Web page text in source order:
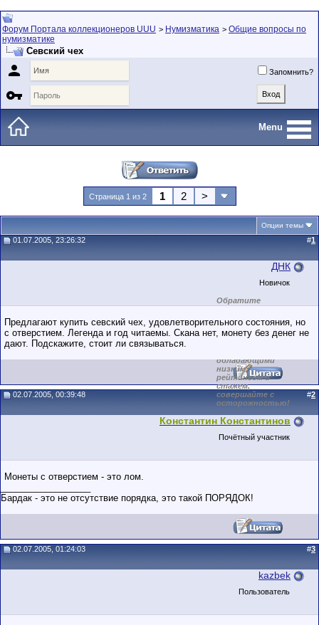
Форум Портала коллекционеров UUU > Нумизматика > Общие вопросы по
нумизматике
Севский чех
 Запомнить?

Menu
Страница 1 из 2 1 2 >
Опции темы
01.07.2005, 23:26:32 #1
ДНК
Новичок
Обратите
внимание на
пользователя на
этом форуме.
обладающими
низким
рейтингом и
стажем,
совершайте с
осторожностью!
Предлагают купить севский чех, удовлетворительного состояния, но
с отверстием. Легенда и год читаемы. Скана нет, монету без денег не
дают. Подскажите, стоит ли связываться.
02.07.2005, 00:39:48 #2
Константин Константинов
Почётный участник
Монеты с отверстием - это лом.
Бардак - это не отсутствие порядка, это такой ПОРЯДОК!
02.07.2005, 01:24:03 #3
kazbek
Пользователь